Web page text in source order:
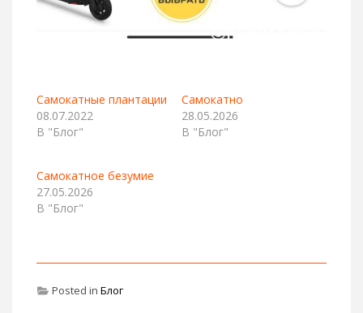
Самокатные плантации
08.07.2022
В "Блог"
Самокатно
28.05.2026
В "Блог"
Самокатное безумие
27.05.2026
В "Блог"
Posted in Блог